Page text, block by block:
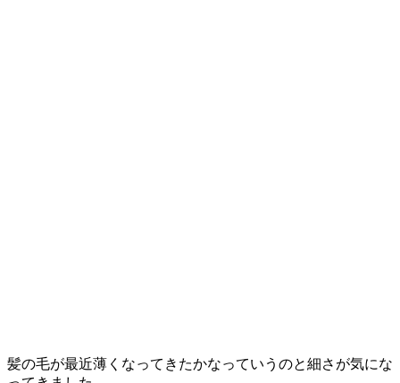
髪の毛が最近薄くなってきたかなっていうのと細さが気にな